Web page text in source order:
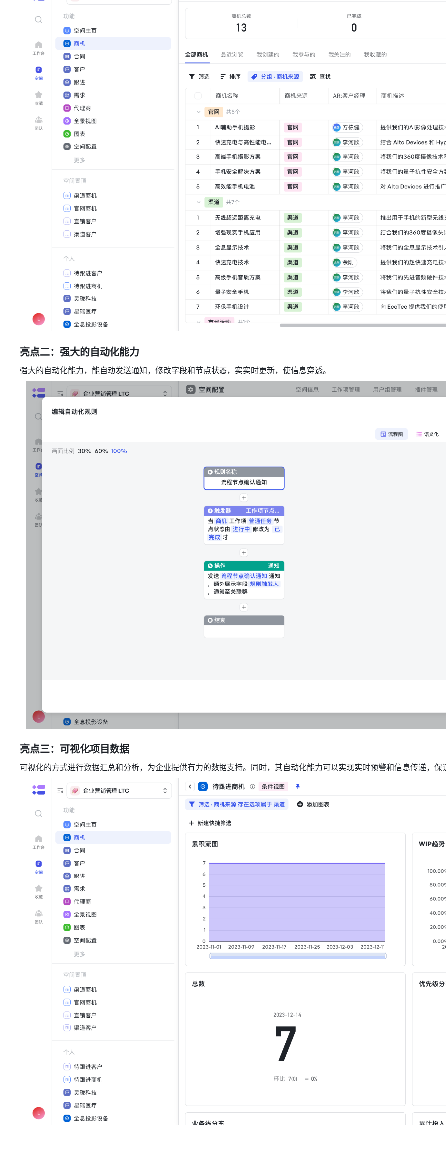
亮点二：强大的自动化能力
强大的自动化能力，能自动发送通知，修改字段和节点状态，实实时更新，使信息穿透。
亮点三：可视化项目数据
可视化的方式进行数据汇总和分析，为企业提供有力的数据支持。同时，其自动化能力可以实现实时预警和信息传递，保